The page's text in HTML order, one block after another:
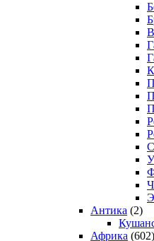
Антика (2)
Африка (602)